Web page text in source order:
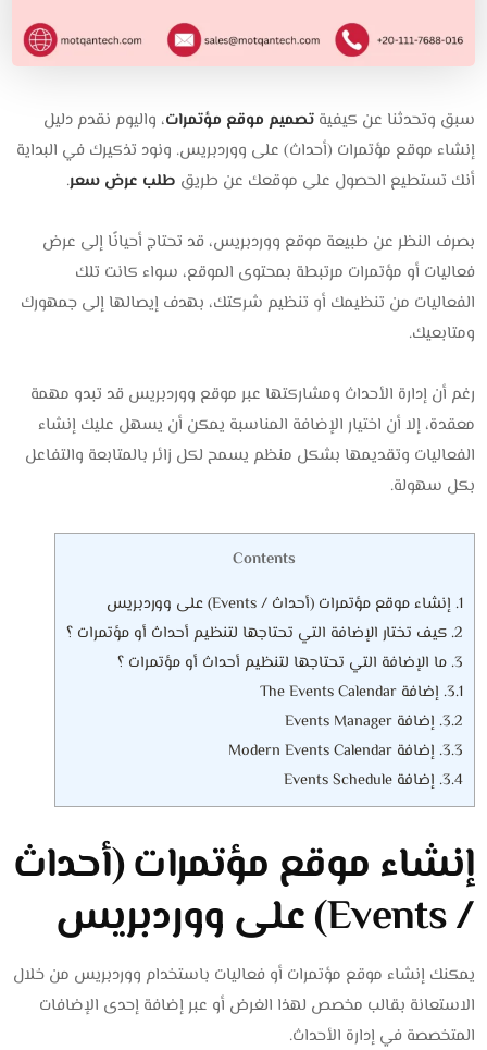
سبق وتحدثنا عن كيفيةتصميم موقع مؤتمرات، واليوم نقدم دليل
إنشاء موقع مؤتمرات (أحداث) على ووردبريس. ونود تذكيرك في البداية
أنك تستطيع الحصول على موقعك عن طريق طلب عرض سعر.
بصرف النظر عن طبيعة موقع ووردبريس، قد تحتاج أحيانًا إلى عرض
فعاليات أو مؤتمرات مرتبطة بمحتوى الموقع، سواء كانت تلك
الفعاليات من تنظيمك أو تنظيم شركتك، بهدف إيصالها إلى جمهورك
ومتابعيك.
رغم أن إدارة الأحداث ومشاركتها عبر موقع ووردبريس قد تبدو مهمة
معقدة، إلا أن اختيار الإضافة المناسبة يمكن أن يسهل عليك إنشاء
الفعاليات وتقديمها بشكل منظم يسمح لكل زائر بالمتابعة والتفاعل
بكل سهولة.
Contents
1. إنشاء موقع مؤتمرات (أحداث / Events) على ووردبريس
2. كيف تختار الإضافة التي تحتاجها لتنظيم أحداث أو مؤتمرات ؟
3. ما الإضافة التي تحتاجها لتنظيم أحداث أو مؤتمرات ؟
3.1. إضافة The Events Calendar
3.2. إضافة Events Manager
3.3. إضافة Modern Events Calendar
3.4. إضافة Events Schedule
إنشاء موقع مؤتمرات (أحداث
/ Events) على ووردبريس
يمكنك إنشاء موقع مؤتمرات أو فعاليات باستخدام ووردبريس من خلال
الاستعانة بقالب مخصص لهذا الغرض أو عبر إضافة إحدى الإضافات
المتخصصة في إدارة الأحداث.